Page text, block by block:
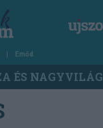
Emőd
ÉS NAGYVILÁG